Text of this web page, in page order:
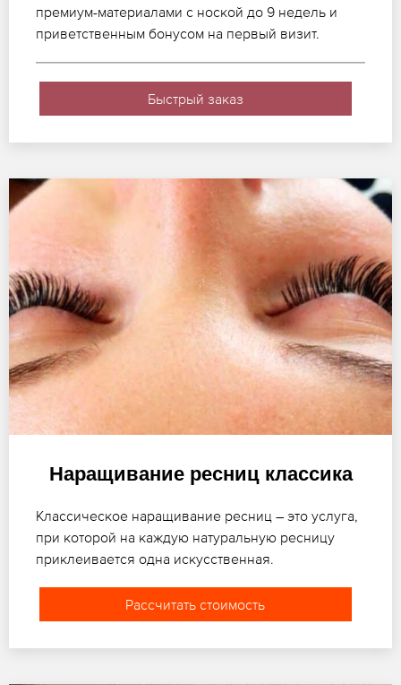
премиум-материалами с ноской до 9 недель и
приветственным бонусом на первый визит.
Быстрый заказ
Наращивание ресниц классика
Классическое наращивание ресниц – это услуга,
при которой на каждую натуральную ресницу
приклеивается одна искусственная.
Рассчитать стоимость